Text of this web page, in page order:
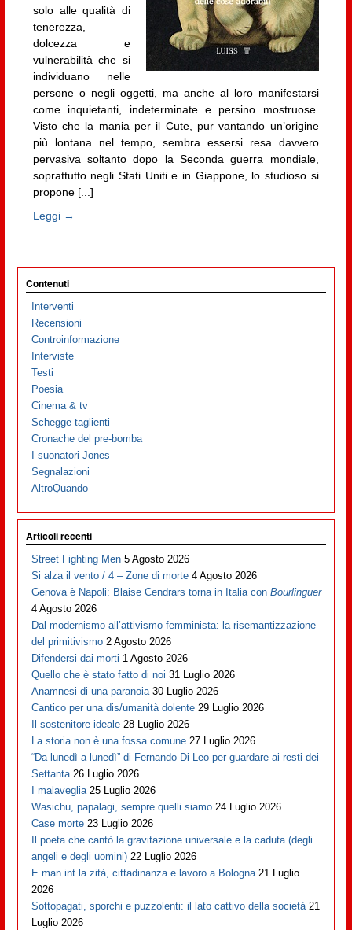
solo alle qualità di
tenerezza,
dolcezza e
vulnerabilità che si
individuano nelle
persone o negli oggetti, ma anche al loro manifestarsi
come inquietanti, indeterminate e persino mostruose.
Visto che la mania per il Cute, pur vantando un’origine
più lontana nel tempo, sembra essersi resa davvero
pervasiva soltanto dopo la Seconda guerra mondiale,
soprattutto negli Stati Uniti e in Giappone, lo studioso si
propone [...]
Leggi →
Contenuti
Interventi
Recensioni
Controinformazione
Interviste
Testi
Poesia
Cinema & tv
Schegge taglienti
Cronache del pre-bomba
I suonatori Jones
Segnalazioni
AltroQuando
Articoli recenti
Street Fighting Men 5 Agosto 2026
Si alza il vento / 4 – Zone di morte 4 Agosto 2026
Genova è Napoli: Blaise Cendrars torna in Italia conBourlinguer
4 Agosto 2026
Dal modernismo all’attivismo femminista: la risemantizzazione
del primitivismo 2 Agosto 2026
Difendersi dai morti 1 Agosto 2026
Quello che è stato fatto di noi 31 Luglio 2026
Anamnesi di una paranoia 30 Luglio 2026
Cantico per una dis/umanità dolente 29 Luglio 2026
Il sostenitore ideale 28 Luglio 2026
La storia non è una fossa comune 27 Luglio 2026
“Da lunedì a lunedì” di Fernando Di Leo per guardare ai resti dei
Settanta 26 Luglio 2026
I malaveglia 25 Luglio 2026
Wasichu, papalagi, sempre quelli siamo 24 Luglio 2026
Case morte 23 Luglio 2026
Il poeta che cantò la gravitazione universale e la caduta (degli
angeli e degli uomini) 22 Luglio 2026
E man int la zità, cittadinanza e lavoro a Bologna 21 Luglio
2026
Sottopagati, sporchi e puzzolenti: il lato cattivo della società 21
Luglio 2026